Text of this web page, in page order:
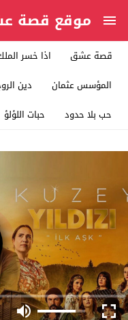
موقع قصة
قصة عشق اذا خسر
المؤسس عثمان
دين
حب بلا حدود
حبات اللؤلؤ